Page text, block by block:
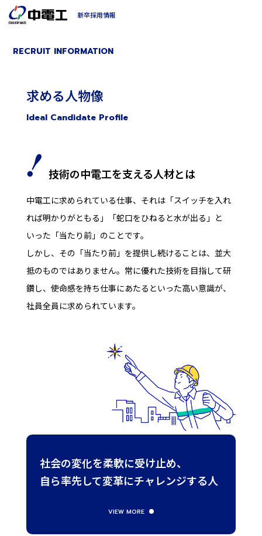
新卒採用情報
RECRUIT INFORMATION
求める人物像
Ideal Candidate Profile
技術の中電工を支える人材とは
中電工に求められている仕事、それは「スイッチを入れ
れば明かりがともる」「蛇口をひねると水が出る」と
いった「当たり前」のことです。
しかし、その「当たり前」を提供し続けることは、並大
抵のものではありません。常に優れた技術を目指して研
鑽し、使命感を持ち仕事にあたるといった高い意識が、
社員全員に求められています。
社会の変化を柔軟に受け止め、
自ら率先して変革にチャレンジする人